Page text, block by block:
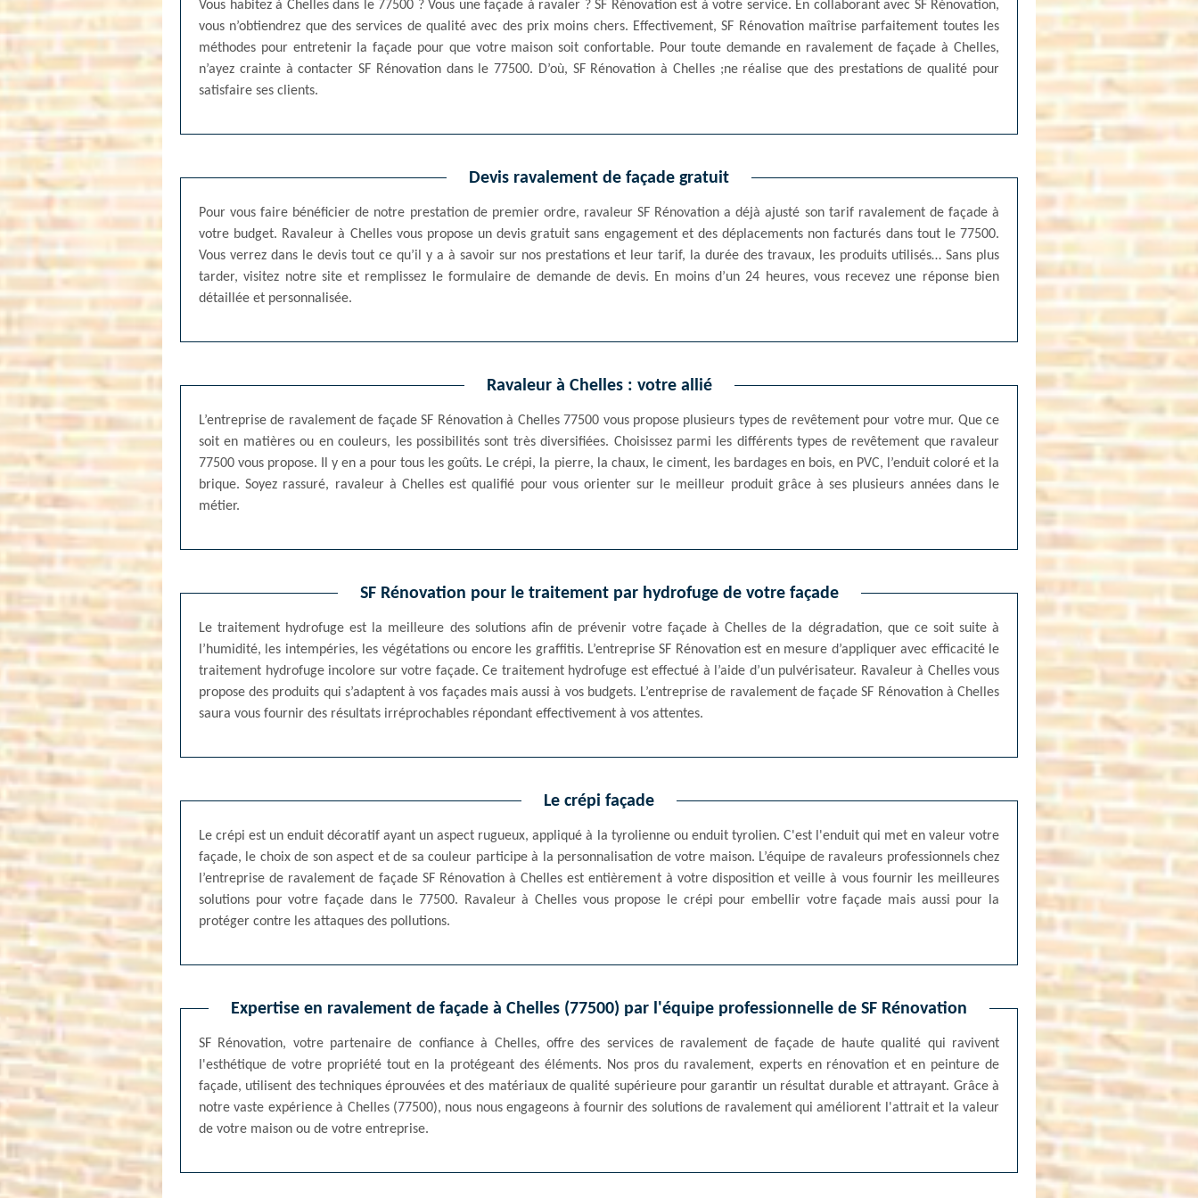
Vous habitez à Chelles dans le 77500 ? Vous une façade à ravaler ? SF Rénovation est à votre service. En collaborant avec SF Rénovation,
vous n’obtiendrez que des services de qualité avec des prix moins chers. Effectivement, SF Rénovation maîtrise parfaitement toutes les
méthodes pour entretenir la façade pour que votre maison soit confortable. Pour toute demande en ravalement de façade à Chelles,
n’ayez crainte à contacter SF Rénovation dans le 77500. D’où, SF Rénovation à Chelles ;ne réalise que des prestations de qualité pour
satisfaire ses clients.
Devis ravalement de façade gratuit
Pour vous faire bénéficier de notre prestation de premier ordre, ravaleur SF Rénovation a déjà ajusté son tarif ravalement de façade à
votre budget. Ravaleur à Chelles vous propose un devis gratuit sans engagement et des déplacements non facturés dans tout le 77500.
Vous verrez dans le devis tout ce qu’il y a à savoir sur nos prestations et leur tarif, la durée des travaux, les produits utilisés… Sans plus
tarder, visitez notre site et remplissez le formulaire de demande de devis. En moins d’un 24 heures, vous recevez une réponse bien
détaillée et personnalisée.
Ravaleur à Chelles : votre allié
L’entreprise de ravalement de façade SF Rénovation à Chelles 77500 vous propose plusieurs types de revêtement pour votre mur. Que ce
soit en matières ou en couleurs, les possibilités sont très diversifiées. Choisissez parmi les différents types de revêtement que ravaleur
77500 vous propose. Il y en a pour tous les goûts. Le crépi, la pierre, la chaux, le ciment, les bardages en bois, en PVC, l’enduit coloré et la
brique. Soyez rassuré, ravaleur à Chelles est qualifié pour vous orienter sur le meilleur produit grâce à ses plusieurs années dans le
métier.
SF Rénovation pour le traitement par hydrofuge de votre façade
Le traitement hydrofuge est la meilleure des solutions afin de prévenir votre façade à Chelles de la dégradation, que ce soit suite à
l’humidité, les intempéries, les végétations ou encore les graffitis. L’entreprise SF Rénovation est en mesure d’appliquer avec efficacité le
traitement hydrofuge incolore sur votre façade. Ce traitement hydrofuge est effectué à l’aide d’un pulvérisateur. Ravaleur à Chelles vous
propose des produits qui s’adaptent à vos façades mais aussi à vos budgets. L’entreprise de ravalement de façade SF Rénovation à Chelles
saura vous fournir des résultats irréprochables répondant effectivement à vos attentes.
Le crépi façade
Le crépi est un enduit décoratif ayant un aspect rugueux, appliqué à la tyrolienne ou enduit tyrolien. C'est l'enduit qui met en valeur votre
façade, le choix de son aspect et de sa couleur participe à la personnalisation de votre maison. L’équipe de ravaleurs professionnels chez
l’entreprise de ravalement de façade SF Rénovation à Chelles est entièrement à votre disposition et veille à vous fournir les meilleures
solutions pour votre façade dans le 77500. Ravaleur à Chelles vous propose le crépi pour embellir votre façade mais aussi pour la
protéger contre les attaques des pollutions.
Expertise en ravalement de façade à Chelles (77500) par l'équipe professionnelle de SF Rénovation
SF Rénovation, votre partenaire de confiance à Chelles, offre des services de ravalement de façade de haute qualité qui ravivent
l'esthétique de votre propriété tout en la protégeant des éléments. Nos pros du ravalement, experts en rénovation et en peinture de
façade, utilisent des techniques éprouvées et des matériaux de qualité supérieure pour garantir un résultat durable et attrayant. Grâce à
notre vaste expérience à Chelles (77500), nous nous engageons à fournir des solutions de ravalement qui améliorent l'attrait et la valeur
de votre maison ou de votre entreprise.